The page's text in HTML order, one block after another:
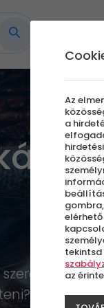
Most
Az
a
tekintsd
az